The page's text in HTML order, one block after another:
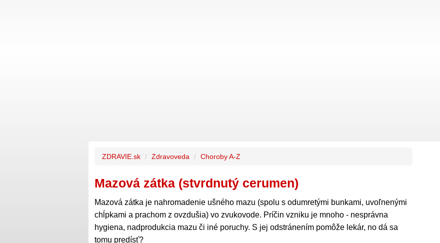
ZDRAVIE.sk Zdravoveda Choroby A-Z
Mazová zátka (stvrdnutý cerumen)
Mazová zátka je nahromadenie ušného mazu (spolu s odumretými bunkami, uvoľnenými
chĺpkami a prachom z ovzdušia) vo zvukovode. Príčin vzniku je mnoho - nesprávna
hygiena, nadprodukcia mazu či iné poruchy. S jej odstránením pomôže lekár, no dá sa
tomu predísť?